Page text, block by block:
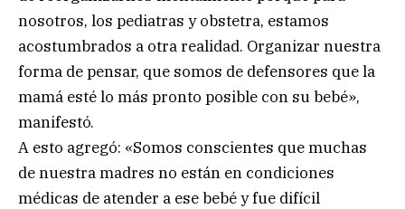
nosotros, los pediatras y obstetra, estamos
acostumbrados a otra realidad. Organizar nuestra
forma de pensar, que somos de defensores que la
mamá esté lo más pronto posible con su bebé»,
manifestó.
A esto agregó: «Somos conscientes que muchas
de nuestra madres no están en condiciones
médicas de atender a ese bebé y fue difícil